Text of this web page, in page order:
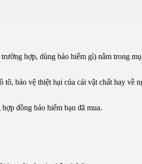
hợp, dùng bảo hiểm gì) nằm trong
bảo vệ thiệt hại của cải vật chất hay về
đồng bảo hiểm bạn đã mua.